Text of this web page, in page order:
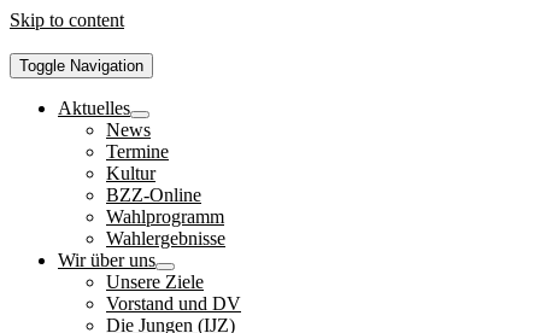
Skip to content
Toggle Navigation
Aktuelles
News
Termine
Kultur
BZZ-Online
Wahlprogramm
Wahlergebnisse
Wir über uns
Unsere Ziele
Vorstand und DV
Die Jungen (IJZ)